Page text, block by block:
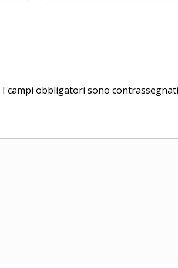
I campi obbligatori sono contrassegnati